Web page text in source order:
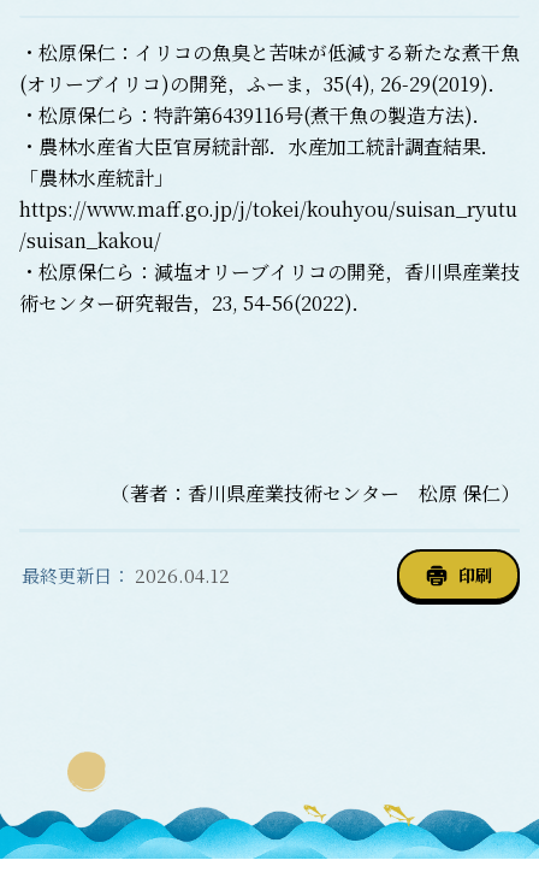
・松原保仁：イリコの魚臭と苦味が低減する新たな煮干魚
(オリーブイリコ)の開発，ふーま，35(4), 26-29(2019)．
・松原保仁ら：特許第6439116号(煮干魚の製造方法)．
・農林水産省大臣官房統計部．水産加工統計調査結果．
「農林水産統計」
https://www.maff.go.jp/j/tokei/kouhyou/suisan_ryutu
/suisan_kakou/
・松原保仁ら：減塩オリーブイリコの開発，香川県産業技
術センター研究報告，23, 54-56(2022)．
（著者：香川県産業技術センター 松原 保仁）
最終更新日： 2026.04.12 印刷